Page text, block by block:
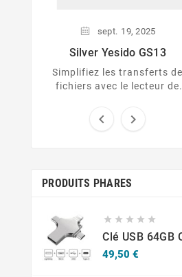
sept. 19, 2025
Silver Yesido GS13
Simplifiez les transferts de
fichiers avec le lecteur de
GS13 !
 
PRODUITS PHARES
    
49,50 €